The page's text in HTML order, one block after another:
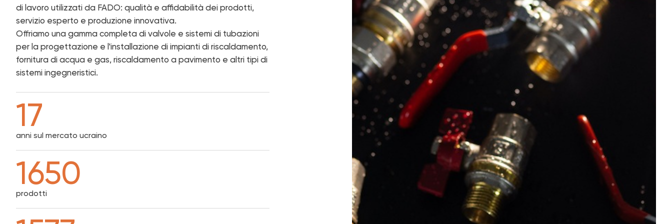
Listini prezzi
Dove acquistare
Garanzia
FAQ
Cooperazione
Per gli installatori
Ai responsabili di progetto
Marchio FADO
Carriera
Assistenza clienti 0 800 30 30 29
contact-centre@fado.ua
Catalogo "Pompe di calore e caldaie Catalogo "Idraulica di design
Per anni
di lavoro utilizzati da FADO: qualità e affidabilità dei prodotti,
servizio esperto e produzione innovativa.
Offriamo una gamma completa di valvole e sistemi di tubazioni
per la progettazione e l'installazione di impianti di riscaldamento,
fornitura di acqua e gas, riscaldamento a pavimento e altri tipi di
sistemi ingegneristici.
17
anni sul mercato ucraino
1650
prodotti